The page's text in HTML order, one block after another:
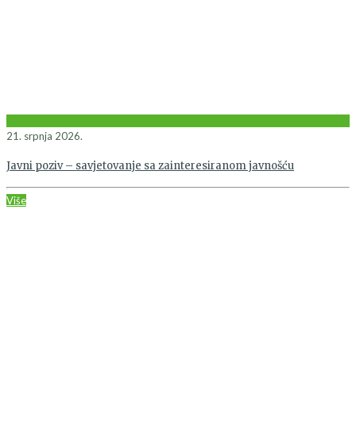
21. srpnja 2026.
Javni poziv – savjetovanje sa zainteresiranom javnošću
Više